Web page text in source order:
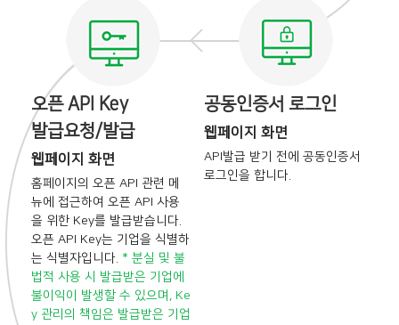
공동인증서 로그인
웹페이지 화면
API발급 받기 전에 공동인증서
로그인을 합니다.
오픈 API Key
발급요청/발급
웹페이지 화면
홈페이지의 오픈 API 관련 메
뉴에 접근하여 오픈 API 사용
을 위한 Key를 발급받습니다.
오픈 API Key는 기업을 식별하
는 식별자입니다. * 분실 및 불
법적 사용 시 발급받은 기업에
불이익이 발생할 수 있으며, Ke
y 관리의 책임은 발급받은 기업